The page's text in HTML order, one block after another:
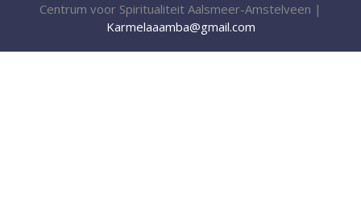
Centrum voor Spiritualiteit Aalsmeer-Amstelveen |
Karmelaaamba@gmail.com